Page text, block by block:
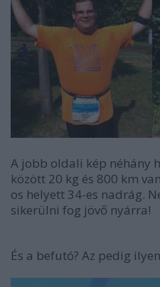
A jobb oldali kép néhány
között 20 kg és 800 km
os helyett 34-es nadrág.
sikerülni fog jövő nyárra!
És a befutó? Az pedig